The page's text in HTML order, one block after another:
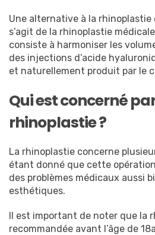
Une alternative à la
s’agit de la rhinoplastie
consiste à harmoniser les
des injections d’acide
et naturellement produit par le
Qui est concerné
rhinoplastie ?
La rhinoplastie concerne
étant donné que cette
des problèmes médicaux aussi
esthétiques.
Il est important de noter que la
recommandée avant l’âge de